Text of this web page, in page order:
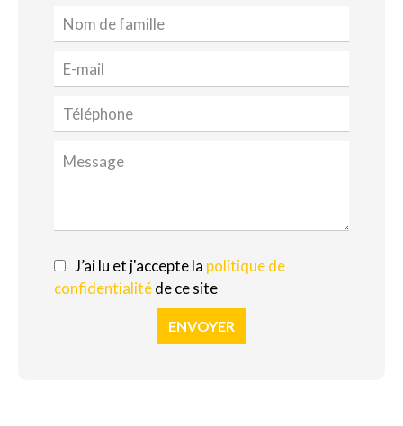
J’ai lu et j'accepte la politique de
confidentialitéde ce site
ENVOYER